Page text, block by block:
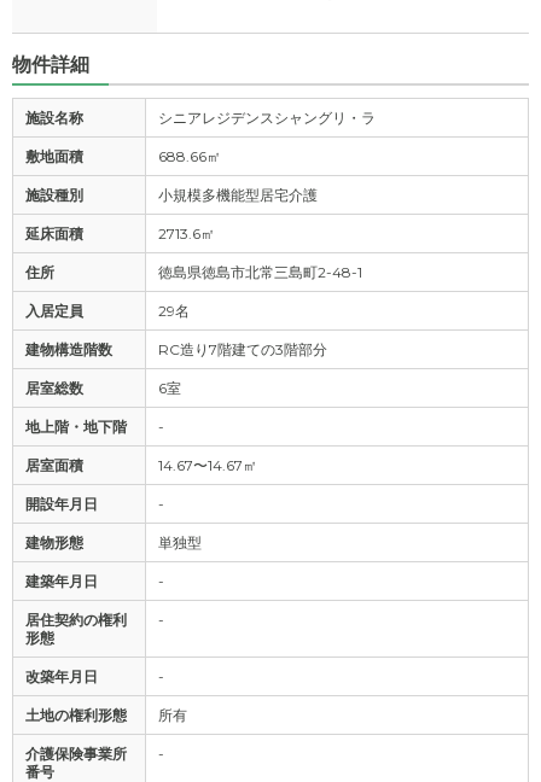
物件詳細
施設名称 シニアレジデンスシャングリ・ラ
敷地面積 688.66㎡
施設種別 小規模多機能型居宅介護
延床面積 2713.6㎡
住所 徳島県徳島市北常三島町2-48-1
入居定員 29名
建物構造階数 RC造り7階建ての3階部分
居室総数 6室
地上階・地下階 -
居室面積 14.67〜14.67㎡
開設年月日 -
建物形態 単独型
建築年月日 -
居住契約の権利
形態
-
改築年月日 -
土地の権利形態 所有
介護保険事業所
番号
-